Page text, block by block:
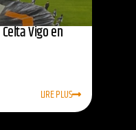
Vigo en
LIRE PLUS